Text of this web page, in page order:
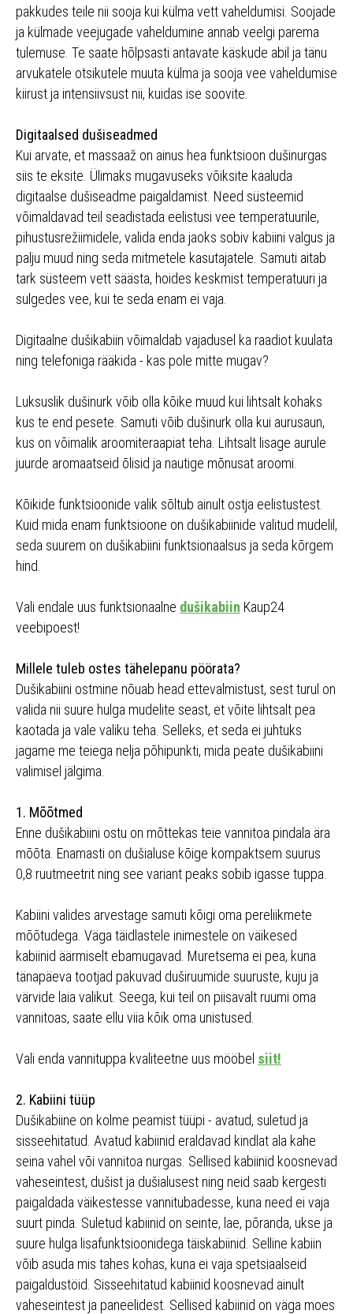
pakkudes teile nii sooja kui külma vett vaheldumisi. Soojade
ja külmade veejugade vaheldumine annab veelgi parema
tulemuse. Te saate hõlpsasti antavate käskude abil ja tänu
arvukatele otsikutele muuta külma ja sooja vee vaheldumise
kiirust ja intensiivsust nii, kuidas ise soovite.
Digitaalsed dušiseadmed
Kui arvate, et massaaž on ainus hea funktsioon dušinurgas
siis te eksite. Ülimaks mugavuseks võiksite kaaluda
digitaalse dušiseadme paigaldamist. Need süsteemid
võimaldavad teil seadistada eelistusi vee temperatuurile,
pihustusrežiimidele, valida enda jaoks sobiv kabiini valgus ja
palju muud ning seda mitmetele kasutajatele. Samuti aitab
tark süsteem vett säästa, hoides keskmist temperatuuri ja
sulgedes vee, kui te seda enam ei vaja.
Digitaalne dušikabiin võimaldab vajadusel ka raadiot kuulata
ning telefoniga rääkida - kas pole mitte mugav?
Luksuslik dušinurk võib olla kõike muud kui lihtsalt kohaks
kus te end pesete. Samuti võib dušinurk olla kui aurusaun,
kus on võimalik aroomiteraapiat teha. Lihtsalt lisage aurule
juurde aromaatseid õlisid ja nautige mõnusat aroomi.
Kõikide funktsioonide valik sõltub ainult ostja eelistustest.
Kuid mida enam funktsioone on dušikabiinide valitud mudelil,
seda suurem on dušikabiini funktsionaalsus ja seda kõrgem
hind.
Vali endale uus funktsionaalne dušikabiin Kaup24
veebipoest!
Millele tuleb ostes tähelepanu pöörata?
Dušikabiini ostmine nõuab head ettevalmistust, sest turul on
valida nii suure hulga mudelite seast, et võite lihtsalt pea
kaotada ja vale valiku teha. Selleks, et seda ei juhtuks
jagame me teiega nelja põhipunkti, mida peate dušikabiini
valimisel jälgima.
1. Mõõtmed
Enne dušikabiini ostu on mõttekas teie vannitoa pindala ära
mõõta. Enamasti on dušialuse kõige kompaktsem suurus
0,8 ruutmeetrit ning see variant peaks sobib igasse tuppa.
Kabiini valides arvestage samuti kõigi oma pereliikmete
mõõtudega. Väga täidlastele inimestele on väikesed
kabiinid äärmiselt ebamugavad. Muretsema ei pea, kuna
tänapäeva tootjad pakuvad duširuumide suuruste, kuju ja
värvide laia valikut. Seega, kui teil on piisavalt ruumi oma
vannitoas, saate ellu viia kõik oma unistused.
Vali enda vannituppa kvaliteetne uus mööbel siit!
2. Kabiini tüüp
Dušikabiine on kolme peamist tüüpi - avatud, suletud ja
sisseehitatud. Avatud kabiinid eraldavad kindlat ala kahe
seina vahel või vannitoa nurgas. Sellised kabiinid koosnevad
vaheseintest, dušist ja dušialusest ning neid saab kergesti
paigaldada väikestesse vannitubadesse, kuna need ei vaja
suurt pinda. Suletud kabiinid on seinte, lae, põranda, ukse ja
suure hulga lisafunktsioonidega täiskabiinid. Selline kabiin
võib asuda mis tahes kohas, kuna ei vaja spetsiaalseid
paigaldustöid. Sisseehitatud kabiinid koosnevad ainult
vaheseintest ja paneelidest. Sellised kabiinid on väga moes